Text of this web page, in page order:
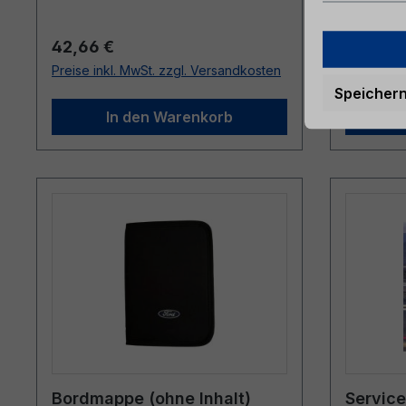
Regulärer Preis:
42,66 €
Preise inkl. MwSt. zzgl. Versandkosten
In den Warenkorb
Preise
Bordmappe (ohne Inhalt)
Speichern